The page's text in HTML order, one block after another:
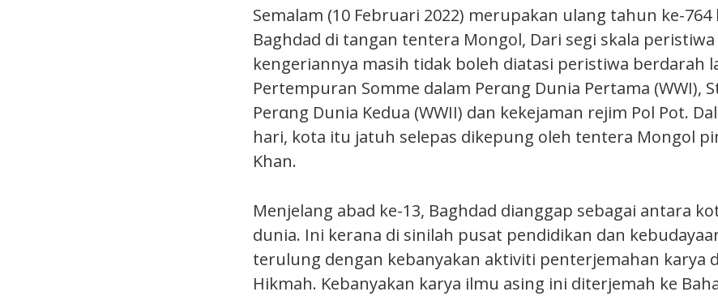
Semalam (10 Februari 2022) merupakan ulang tahun ke-
Baghdad di tangan tentera Mongol, Dari segi skala
kengeriannya masih tidak boleh diatasi peristiwa berdarah
Pertempuran Somme dalam Perαng Dunia Pertama (WWI),
Perαng Dunia Kedua (WWII) dan kekejaman rejim Pol Pot.
hari, kota itu jatuh selepas dikepung oleh tentera Mongol
Khan.
Menjelang abad ke-13, Baghdad dianggap sebagai antara
dunia. Ini kerana di sinilah pusat pendidikan dan
terulung dengan kebanyakan aktiviti penterjemahan karya
Hikmah. Kebanyakan karya ilmu asing ini diterjemah ke